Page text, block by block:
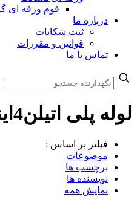
فوم ورقه ای
درباره ما
ثبت شکایات
قوانین و مقررات
تماس با ما
لوله پلی اتیلن4اینچ
فیلتر بر اساس :
موضوعات
برچسب ها
نویسنده ها
نمایش همه